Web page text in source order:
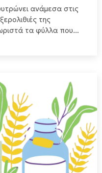
ανάμεσα στις
της
τα φύλλα που...